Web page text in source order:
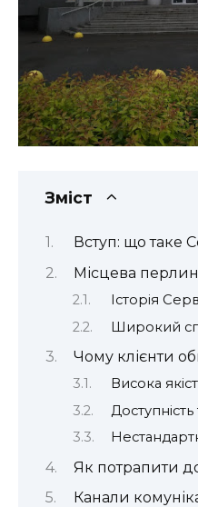
Зміст
Вступ: що таке
Місцева
Історія
Широкий
Чому клієнти
Висока
Як потрапити
Канали